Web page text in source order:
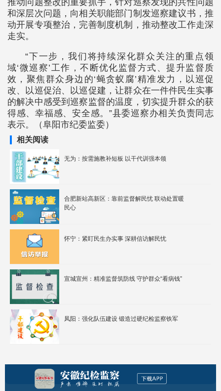
推动问题整改的重要抓手，针对巡察发现的共性问题
和深层次问题，向相关职能部门制发巡察建议书，推
动开展专项整治，完善制度机制，推动整改工作走深
走实。
“下一步，我们将持续深化群众关注的重点领
域‘微巡察’工作，不断优化监督方式、提升监督质
效，聚焦群众身边的‘蝇贪蚁腐’精准发力，以巡促
改、以巡促治、以巡促建，让群众在一件件民生实事
的解决中感受到巡察监督的温度，切实提升群众的获
得感、幸福感、安全感。”县委巡察办相关负责同志
表示。（阜阳市纪委监委）
相关阅读
无为：按需施教补短板 以干代训强本领
合肥新站高新区：靠前监督解民忧 联动处置暖
民心
怀宁：紧盯民生办实事 深耕信访解民忧
宣城宣州：精准监督筑防线 守护群众“看病钱”
凤阳：强化队伍建设 锻造过硬纪检监察铁军